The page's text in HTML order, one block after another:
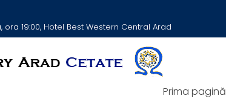
19:00, Hotel Best Western Central Arad
Prima pagină